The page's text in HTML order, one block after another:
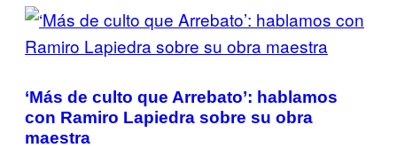
‘Más de culto que Arrebato’: hablamos
con Ramiro Lapiedra sobre su obra
maestra